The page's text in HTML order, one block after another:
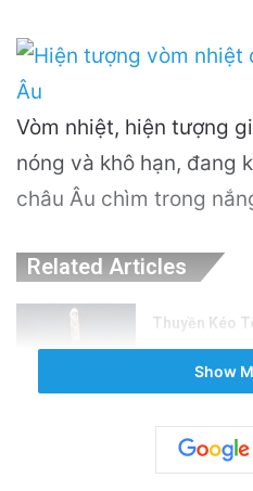
Vòm nhiệt, hiện tượng
nóng và khô hạn, đang
châu Âu chìm trong
Related Articles
Thuyền Kéo
Tên lửa
Trăng: Cú
Show